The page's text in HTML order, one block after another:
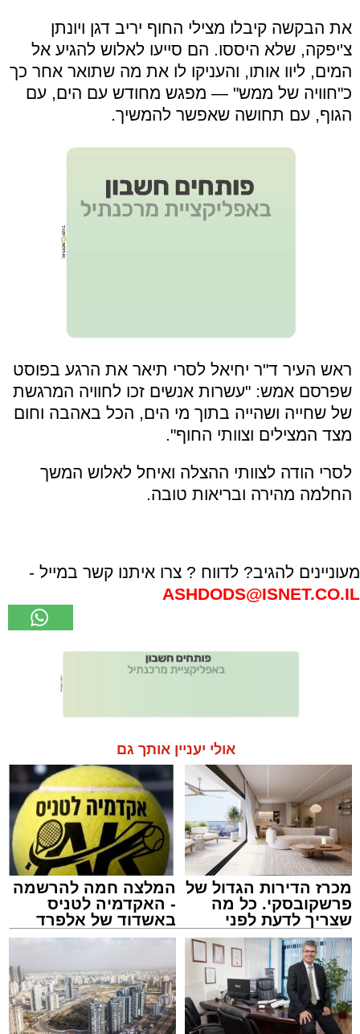
את הבקשה קיבלו מצילי החוף יריב דגן ויונתן
צ'יפקה, שלא היססו. הם סייעו לאלוש להגיע אל
המים, ליוו אותו, והעניקו לו את מה שתואר אחר כך
כ"חוויה של ממש" — מפגש מחודש עם הים, עם
הגוף, עם תחושה שאפשר להמשיך.
ראש העיר ד"ר יחיאל לסרי תיאר את הרגע בפוסט
שפרסם אמש: "עשרות אנשים זכו לחוויה המרגשת
של שחייה ושהייה בתוך מי הים, הכל באהבה וחום
מצד המצילים וצוותי החוף".
לסרי הודה לצוותי ההצלה ואיחל לאלוש המשך
החלמה מהירה ובריאות טובה.
מעוניינים להגיב? לדווח ? צרו איתנו קשר במייל -
ASHDODS@ISNET.CO.IL
אולי יעניין אותך גם
מכרז הדירות הגדול של
פרשקובסקי. כל מה
שצריך לדעת לפני
שמגישים הצעה לדירה
באשדוד
המלצה חמה להרשמה
- האקדמיה לטניס
באשדוד של אלפרד
קריאולנסקי - לילדים